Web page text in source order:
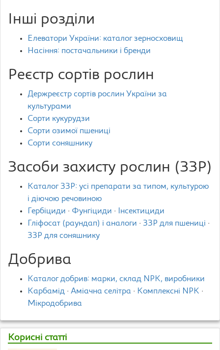
Інші розділи
Елеватори України: каталог зерносховищ
Насіння: постачальники і бренди
Реєстр сортів рослин
Держреєстр сортів рослин України за
культурами
Сорти кукурудзи
Сорти озимої пшениці
Сорти соняшнику
Засоби захисту рослин (ЗЗР)
Каталог ЗЗР: усі препарати за типом, культурою
і діючою речовиною
Гербіциди · Фунгіциди ·
Інсектициди
Гліфосат (раундап) і аналоги · ЗЗР для пшениці ·
ЗЗР для соняшнику
Добрива
Каталог добрив: марки, склад NPK, виробники
Карбамід · Аміачна селітра · Комплексні NPK ·
Мікродобрива
Корисні статті